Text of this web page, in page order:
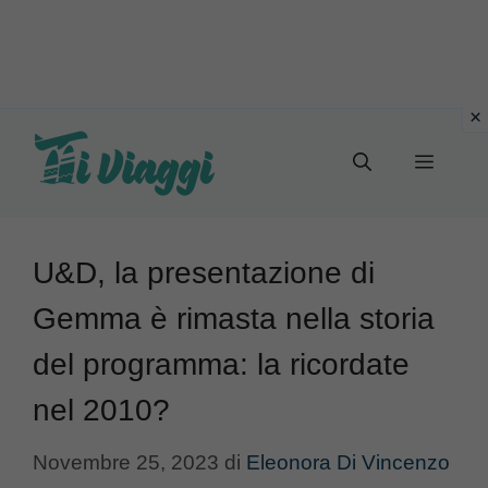
Menu
U&D, la presentazione di
Gemma è rimasta nella storia
del programma: la ricordate
nel 2010?
Novembre 25, 2023 di Eleonora Di Vincenzo